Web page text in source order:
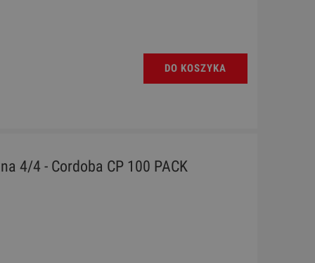
DO KOSZYKA
4/4 - Cordoba CP 100 PACK